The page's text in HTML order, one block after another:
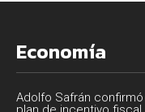
Economía
Adolfo Safrán